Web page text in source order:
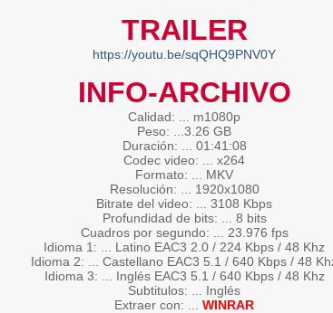
TRAILER
https://youtu.be/sqQHQ9PNV0Y
INFO-ARCHIVO
Calidad: ... m1080p
Peso: ...3.26 GB
Duración: ... 01:41:08
Codec video: ... x264
Formato: ... MKV
Resolución: ... 1920x1080
Bitrate del video: ... 3108 Kbps
Profundidad de bits: ... 8 bits
Cuadros por segundo: ... 23.976 fps
Idioma 1: ... Latino EAC3 2.0 / 224 Kbps / 48 Khz
Idioma 2: ... Castellano EAC3 5.1 / 640 Kbps / 48
Idioma 3: ... Inglés EAC3 5.1 / 640 Kbps / 48 Khz
Subtitulos: ... Inglés
Extraer con: ... WINRAR